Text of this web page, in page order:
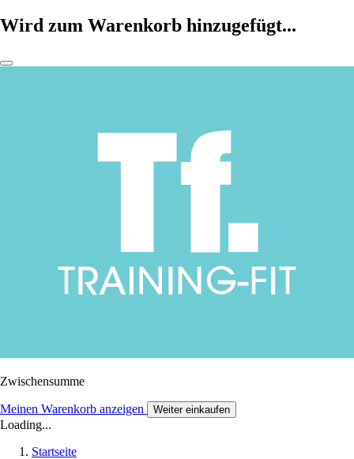
Wird zum Warenkorb hinzugefügt...
Zwischensumme
Meinen Warenkorb anzeigen Weiter einkaufen
Loading...
Startseite